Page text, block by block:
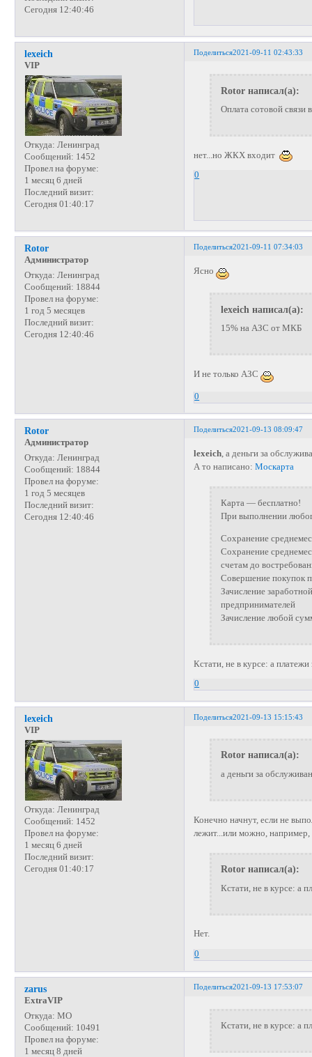
Сегодня 12:40:46
Поделиться2021-09-11 02:43:33
lexeich
VIP
Откуда: Ленинград
Сообщений: 1452
Провел на форуме:
1 месяц 6 дней
Последний визит:
Сегодня 01:40:17
Rotor написал(а):
Оплата сотовой
нет...но ЖКХ входит
0
Поделиться2021-09-11 07:34:03
Rotor
Администратор
Откуда: Ленинград
Сообщений: 18844
Провел на форуме:
1 год 5 месяцев
Последний визит:
Сегодня 12:40:46
Ясно
lexeich написал(а):
15% на АЗС от МКБ
И не только АЗС
0
Поделиться2021-09-13 08:09:47
Rotor
Администратор
Откуда: Ленинград
Сообщений: 18844
Провел на форуме:
1 год 5 месяцев
Последний визит:
Сегодня 12:40:46
lexeich, а деньги за
А то написано:Москарта
Карта — бесплатно!
При выполнении
Сохранение
Сохранение
счетам до
Совершение покупок
Зачисление
предпринимателей
Зачисление любой
Кстати, не в курсе: а
0
Поделиться2021-09-13 15:15:43
lexeich
VIP
Откуда: Ленинград
Сообщений: 1452
Провел на форуме:
1 месяц 6 дней
Последний визит:
Сегодня 01:40:17
Rotor написал(а):
а деньги за
Конечно начнут, если не
лежит...или можно,
Rotor написал(а):
Кстати, не в курсе: а
Нет.
0
Поделиться2021-09-13 17:53:07
zarus
ExtraVIP
Откуда: МО
Сообщений: 10491
Провел на форуме:
1 месяц 8 дней
Кстати, не в курсе: а